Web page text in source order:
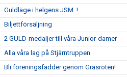
Guldläge i helgens JSM..!
Biljettförsäljning
2 GULD-medaljer till våra Junior-damer
Alla våra lag på Stjärntruppen
Bli föreningsfadder genom Gräsroten!